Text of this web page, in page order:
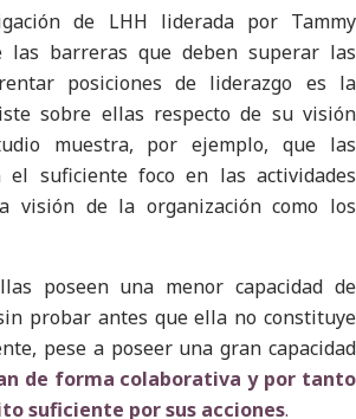
de LHH liderada por Tammy
las barreras que deben superar las
posiciones de liderazgo es la
sobre ellas respecto de su visión
muestra, por ejemplo, que las
el suficiente foco en las actividades
visión de la organización como los
poseen una menor capacidad de
probar antes que ella no constituye
pese a poseer una gran capacidad
de forma colaborativa y por tanto
suficiente por sus acciones.